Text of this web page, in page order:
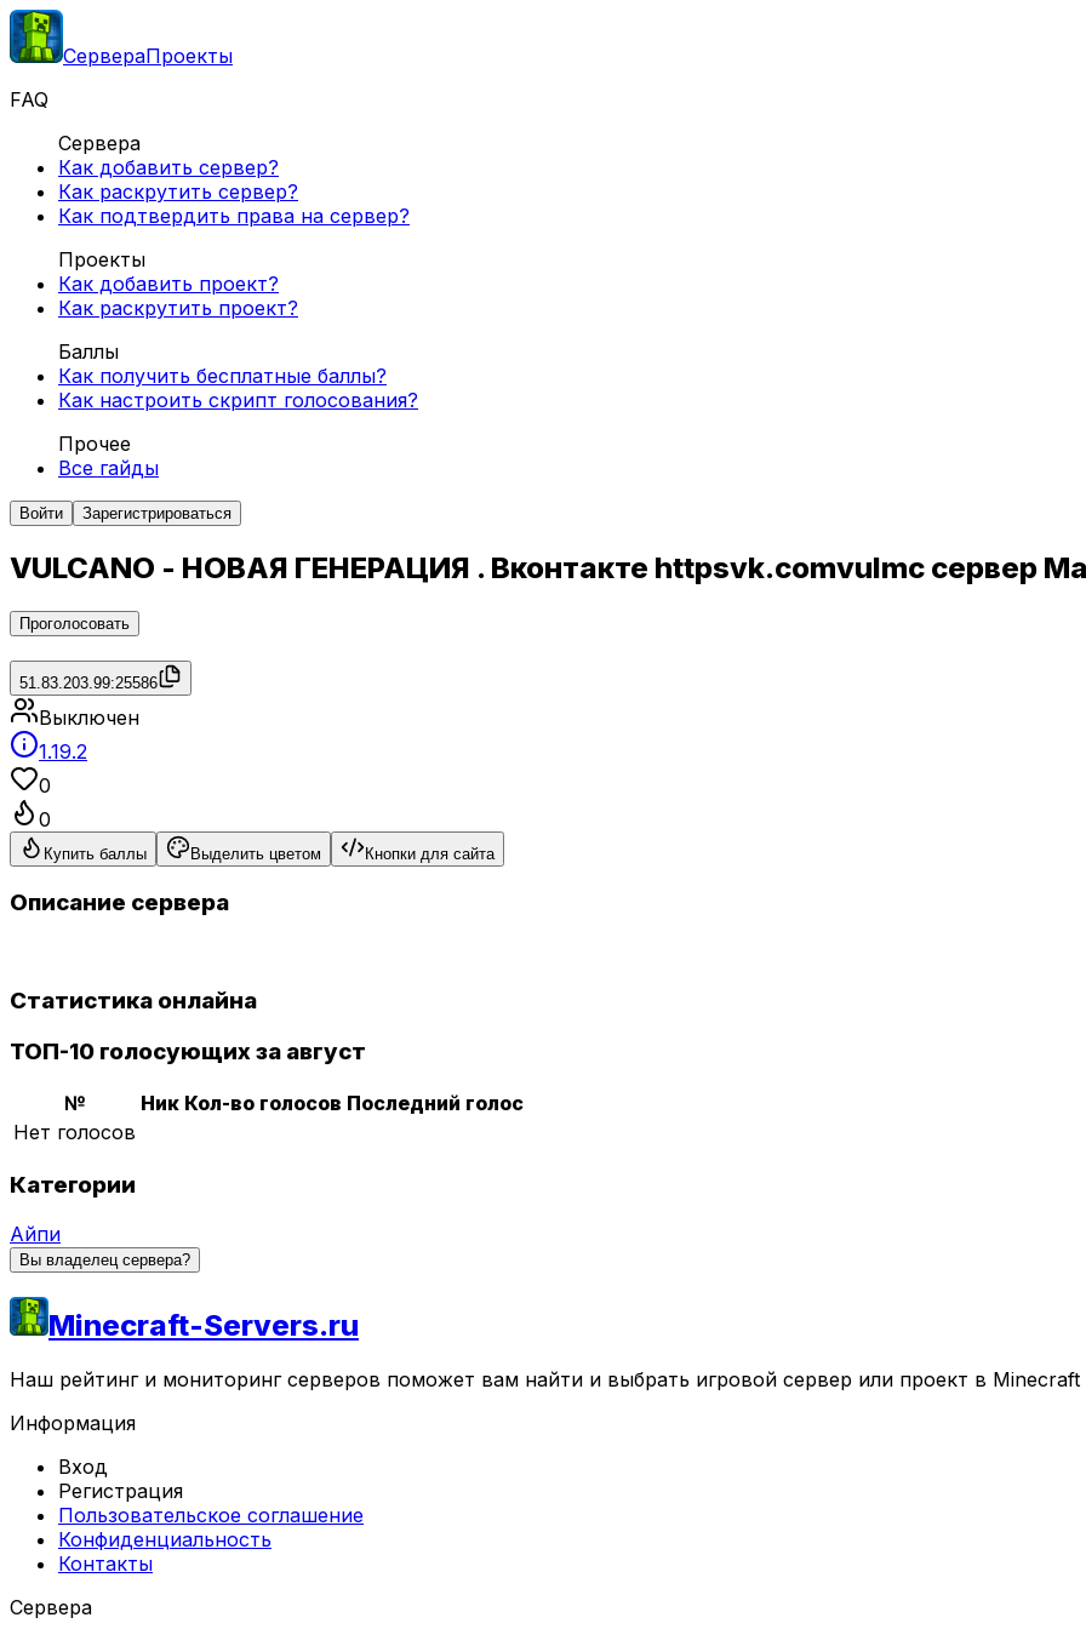
СервераПроекты
FAQ
Сервера
Как добавить сервер?
Как раскрутить сервер?
Как подтвердить права на сервер?
Проекты
Как добавить проект?
Как раскрутить проект?
Баллы
Как получить бесплатные баллы?
Как настроить скрипт голосования?
Прочее
Все гайды
Войти Зарегистрироваться
VULCANO - НОВАЯ ГЕНЕРАЦИЯ . Вконтакте httpsvk.comvulmc сервер
Проголосовать
51.83.203.99:25586
Выключен
1.19.2
0
0
Купить баллы Выделить цветом Кнопки для сайта
Описание сервера
Статистика онлайна
ТОП-10 голосующих за август
№ Ник Кол-во голосов Последний голос
Нет голосов
Категории
Айпи
Вы владелец сервера?
Minecraft-Servers.ru
Наш рейтинг и мониторинг серверов поможет вам найти и выбрать игровой сервер или проект в
Информация
Вход
Регистрация
Пользовательское соглашение
Конфиденциальность
Контакты
Сервера